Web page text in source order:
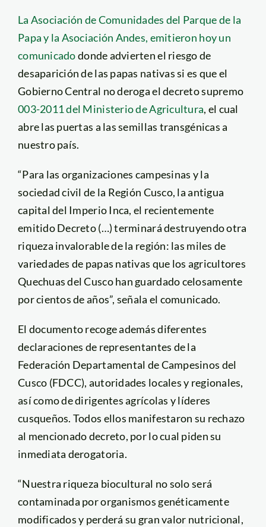
La Asociación de Comunidades del Parque de la
Papa y la Asociación Andes, emitieron hoy un
comunicadodonde advierten el riesgo de
desaparición de las papas nativas si es que el
Gobierno Central no deroga el decreto supremo
003-2011 del Ministerio de Agricultura, el cual
abre las puertas a las semillas transgénicas a
nuestro país.
“Para las organizaciones campesinas y la
sociedad civil de la Región Cusco, la antigua
capital del Imperio Inca, el recientemente
emitido Decreto (…) terminará destruyendo otra
riqueza invalorable de la región: las miles de
variedades de papas nativas que los agricultores
Quechuas del Cusco han guardado celosamente
por cientos de años”, señala el comunicado.
El documento recoge además diferentes
declaraciones de representantes de la
Federación Departamental de Campesinos del
Cusco (FDCC), autoridades locales y regionales,
así como de dirigentes agrícolas y líderes
cusqueños. Todos ellos manifestaron su rechazo
al mencionado decreto, por lo cual piden su
inmediata derogatoria.
“Nuestra riqueza biocultural no solo será
contaminada por organismos genéticamente
modificados y perderá su gran valor nutricional,